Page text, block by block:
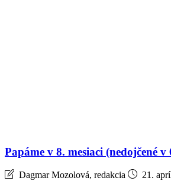
Papáme v 8. mesiaci (nedojčené v
Dagmar Mozolová, redakcia 21.